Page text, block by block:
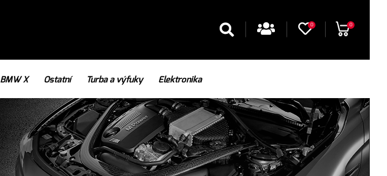
0 0
BMW X Ostatní Turba a výfuky Elektronika